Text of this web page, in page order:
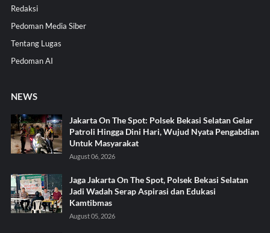
Redaksi
Pedoman Media Siber
Tentang Lugas
Pedoman AI
NEWS
Jakarta On The Spot: Polsek Bekasi Selatan Gelar
Patroli Hingga Dini Hari, Wujud Nyata Pengabdian
Untuk Masyarakat
August 06, 2026
Jaga Jakarta On The Spot, Polsek Bekasi Selatan
Jadi Wadah Serap Aspirasi dan Edukasi
Kamtibmas
August 05, 2026